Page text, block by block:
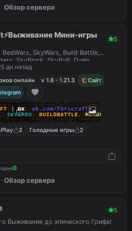
Обзор сервера
Мини-игры
5
SkyWars, Build Battle,
SkyBlock, SkyPvP, Duels,
дн назад
онлайн
v 1.8 - 1.21.3
Сайт
ВК:
vk.com/forscraft
, SKYWARS, BUILDBATTLE, MURDERMYSTERY
2 Голодные игры
2
0
Обзор сервера
5
Выживания до эпического Грифа!